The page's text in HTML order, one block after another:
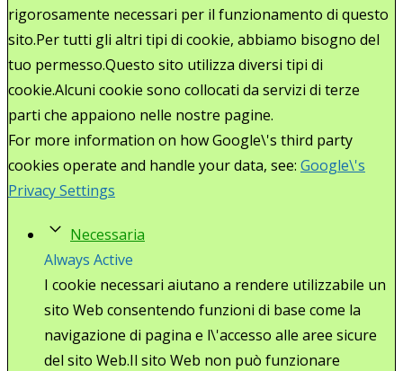
rigorosamente necessari per il funzionamento di questo
sito.Per tutti gli altri tipi di cookie, abbiamo bisogno del
tuo permesso.Questo sito utilizza diversi tipi di
cookie.Alcuni cookie sono collocati da servizi di terze
parti che appaiono nelle nostre pagine.
For more information on how Google\'s third party
cookies operate and handle your data, see: Google\'s
Privacy Settings
Necessaria
Always Active
I cookie necessari aiutano a rendere utilizzabile un
sito Web consentendo funzioni di base come la
navigazione di pagina e l\'accesso alle aree sicure
del sito Web.Il sito Web non può funzionare